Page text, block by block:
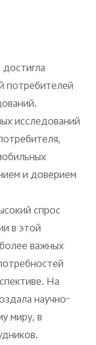
потребителей
исследований
и доверием
спрос
в этой
важных
На
научно-
миру, в